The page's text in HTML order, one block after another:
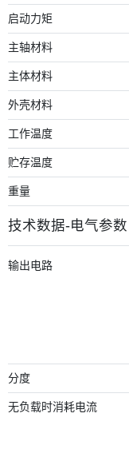
启动力矩
主轴材料
主体材料
外壳材料
工作温度
贮存温度
重量
技术数据-电气参数
输出电路
分度
无负载时消耗电流